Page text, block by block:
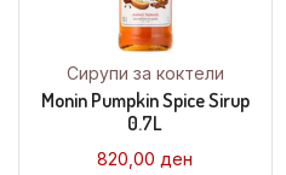
Сирупи за коктели
Monin Pumpkin Spice Sirup
0.7L
820,00 ден